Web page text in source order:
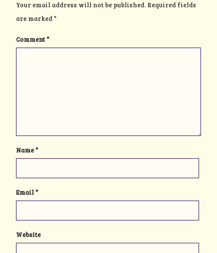
Your email address will not be published. Required fields
are marked*
Comment*
Name*
Email*
Website